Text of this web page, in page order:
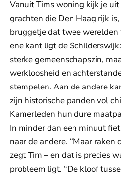
Vanuit Tims woning kijk je
grachten die Den Haag rijk
bruggetje dat twee
ene kant ligt de
sterke gemeenschapszin,
werkloosheid en
stempelen. Aan de andere
zijn historische panden vol
Kamerleden hun dure
In minder dan een minuut
naar de andere. “Maar raken
zegt Tim – en dat is precies
probleem ligt. “De kloof